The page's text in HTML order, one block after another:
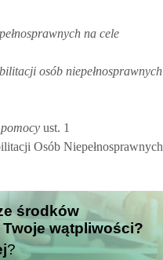
na cele
osób niepełnosprawnych
ust. 1
Osób Niepełnosprawnych
środków
wątpliwości?
?